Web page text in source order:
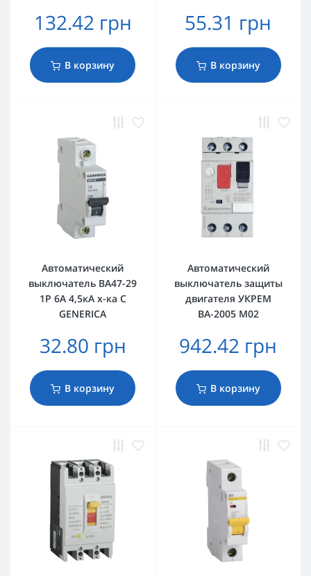
132.42 грн
В корзину
55.31 грн
В корзину
Автоматический
выключатель ВА47-29
1Р 6А 4,5кА х-ка C
GENERICA
32.80 грн
В корзину
Автоматический
выключатель защиты
двигателя УКРЕМ
ВА-2005 М02
942.42 грн
В корзину